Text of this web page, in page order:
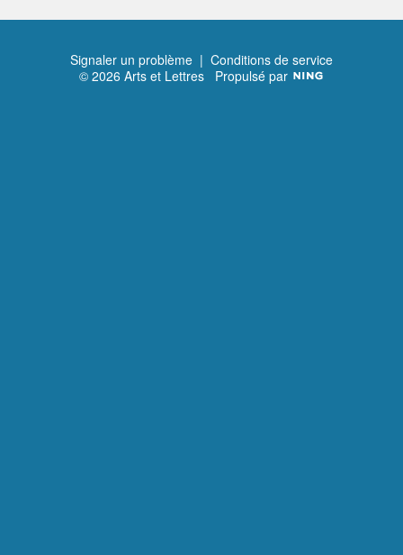
Signaler un problème | Conditions de service
© 2026 Arts et Lettres Propulsé par